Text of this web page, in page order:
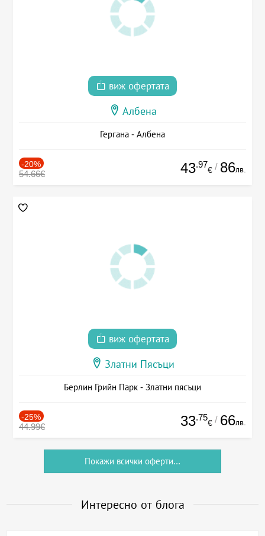
виж офертата
Албена
Гергана - Албена
-20%
54.66€ 43.97
€ / 86лв.
виж офертата
Златни Пясъци
Берлин Грийн Парк - Златни пясъци
-25%
44.99€ 33.75
€ / 66лв.
Покажи всички оферти...
Интересно от блога